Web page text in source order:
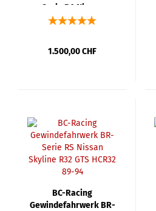
Serie RA Nissan
Skyline R33 GTS ECR33
1.500,00 CHF
BC-Racing
Gewindefahrwerk BR-